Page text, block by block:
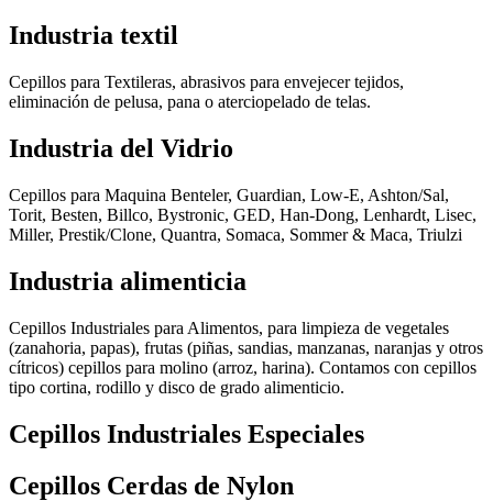
Industria textil
Cepillos para Textileras, abrasivos para envejecer tejidos,
eliminación de pelusa, pana o aterciopelado de telas.
Industria del Vidrio
Cepillos para Maquina Benteler, Guardian, Low-E, Ashton/Sal,
Torit, Besten, Billco, Bystronic, GED, Han-Dong, Lenhardt, Lisec,
Miller, Prestik/Clone, Quantra, Somaca, Sommer & Maca, Triulzi
Industria alimenticia
Cepillos Industriales para Alimentos, para limpieza de vegetales
(zanahoria, papas), frutas (piñas, sandias, manzanas, naranjas y otros
cítricos) cepillos para molino (arroz, harina). Contamos con cepillos
tipo cortina, rodillo y disco de grado alimenticio.
Cepillos Industriales Especiales
Cepillos Cerdas de Nylon